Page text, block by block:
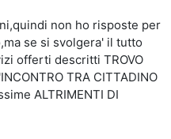
non ho risposte per
se si svolgera' il tutto
offerti descritti TROVO
TRA CITTADINO
ALTRIMENTI DI